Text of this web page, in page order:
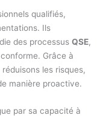
qualifiés,
Ils
des processusQSE,
Grâce à
les risques,
manière proactive.
par sa capacité à